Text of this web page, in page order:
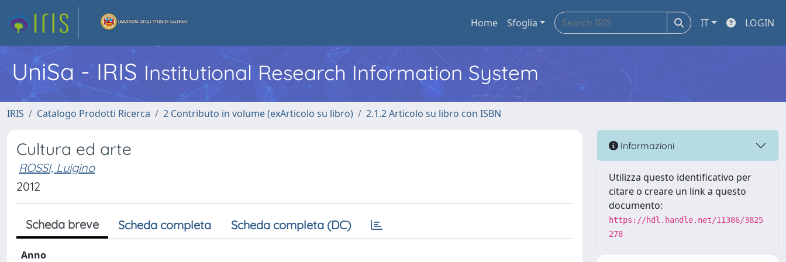
Home Sfoglia IT LOGIN
UniSa - IRIS Institutional Research Information System
IRIS Catalogo Prodotti Ricerca 2 Contributo in volume (exArticolo su libro) 2.1.2 Articolo su libro con ISBN
Cultura ed arte
ROSSI, Luigino
2012
Scheda breve Scheda completa Scheda completa (DC)
Anno
Informazioni
Utilizza questo identificativo per
citare o creare un link a questo
documento:
https://hdl.handle.net/11386/3825
278